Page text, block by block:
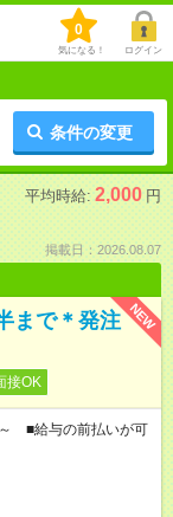
0
気になる！ ログイン
条件の変更
平均時給: 2,000 円
掲載日：2026.08.07
NEW
まで＊発注
接OK
■給与の前払いが可